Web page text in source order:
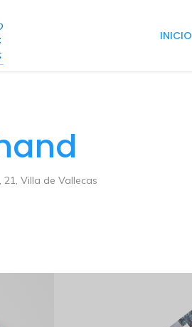
INICIO
21, Villa de Vallecas